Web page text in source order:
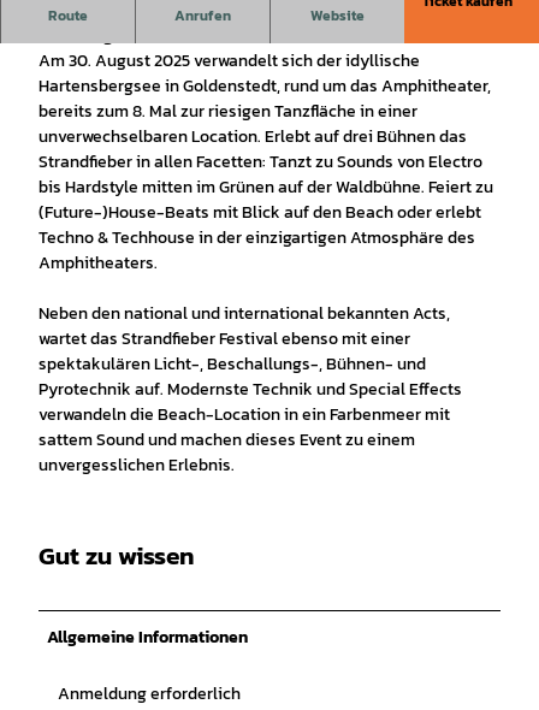
Route Anrufen Website
Am 30. August 2025 ist es wieder so weit - das Strandfieber
Am 30. August 2025 verwandelt sich der idyllische
Hartensbergsee in Goldenstedt, rund um das Amphitheater,
bereits zum 8. Mal zur riesigen Tanzfläche in einer
unverwechselbaren Location. Erlebt auf drei Bühnen das
Strandfieber in allen Facetten: Tanzt zu Sounds von Electro
bis Hardstyle mitten im Grünen auf der Waldbühne. Feiert zu
(Future-)House-Beats mit Blick auf den Beach oder erlebt
Techno & Techhouse in der einzigartigen Atmosphäre des
Amphitheaters.
Neben den national und international bekannten Acts,
wartet das Strandfieber Festival ebenso mit einer
spektakulären Licht-, Beschallungs-, Bühnen- und
Pyrotechnik auf. Modernste Technik und Special Effects
verwandeln die Beach-Location in ein Farbenmeer mit
sattem Sound und machen dieses Event zu einem
unvergesslichen Erlebnis.
Gut zu wissen
Allgemeine Informationen
Anmeldung erforderlich